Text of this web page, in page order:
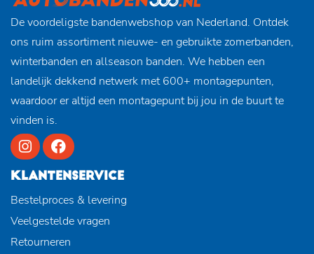
De voordeligste bandenwebshop van Nederland. Ontdek
ons ruim assortiment nieuwe- en gebruikte zomerbanden,
winterbanden en allseason banden. We hebben een
landelijk dekkend netwerk met 600+ montagepunten,
waardoor er altijd een montagepunt bij jou in de buurt te
vinden is.
KLANTENSERVICE
Bestelproces & levering
Veelgestelde vragen
Retourneren